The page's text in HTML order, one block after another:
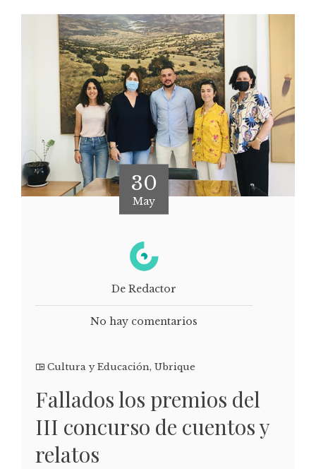
30
May
De Redactor
No hay comentarios
Cultura y Educación, Ubrique
Fallados los premios del
III concurso de cuentos y
relatos